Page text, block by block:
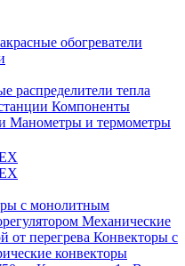
обогреватели
распределители тепла
Компоненты
Манометры и термометры
с монолитным
Механические
от перегрева Конвекторы с
конвекторы